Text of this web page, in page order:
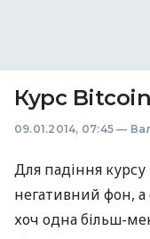
Курс
09.01.2014, 07:45 —
Для падіння
негативний фон,
хоч одна більш-